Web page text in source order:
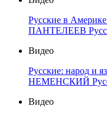
Русские в
ПАНТЕЛЕЕВ
Видео
Русские: народ и
НЕМЕНСКИЙ
Видео